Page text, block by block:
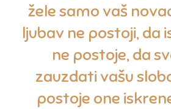
žele samo vaš
ljubav ne postoji, da
ne postoje, da
zauzdati vašu
postoje one